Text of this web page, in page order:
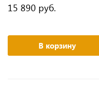
1,1Bar, 350 л/мин.
15 890 руб.
В корзину